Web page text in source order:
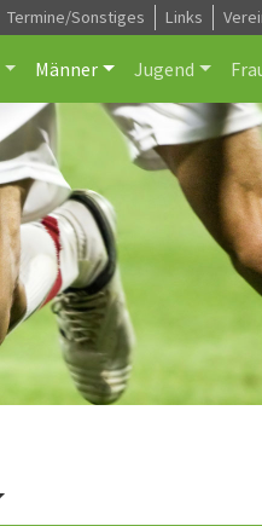
Termine/Sonstiges Links
Männer Jugend